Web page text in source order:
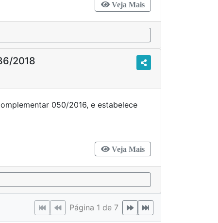
Veja Mais
2018
050/2016, e estabelece
Veja Mais
Página 1 de 7